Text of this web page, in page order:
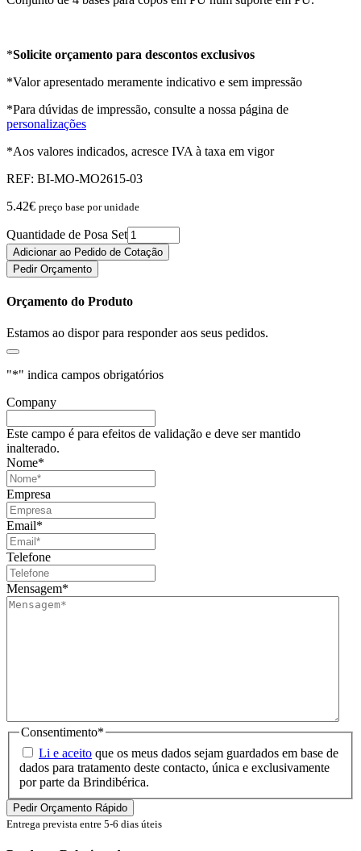
*Solicite orçamento para descontos exclusivos
*Valor apresentado meramente indicativo e sem impressão
*Para dúvidas de impressão, consulte a nossa página de
personalizações
*Aos valores indicados, acresce IVA à taxa em vigor
REF: BI-MO-MO2615-03
5.42€ preço base por unidade
Quantidade de Posa Set
Adicionar ao Pedido de Cotação
Pedir Orçamento
Orçamento do Produto
Estamos ao dispor para responder aos seus pedidos.
"*" indica campos obrigatórios
Company
Este campo é para efeitos de validação e deve ser mantido
inalterado.
Nome*
Empresa
Email*
Telefone
Mensagem*
Consentimento*
Li e aceito que os meus dados sejam guardados em base de
dados para tratamento deste contacto, única e exclusivamente
por parte da Brindibérica.
Entrega prevista entre 5-6 dias úteis